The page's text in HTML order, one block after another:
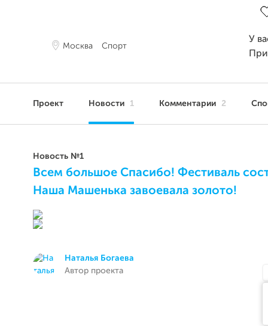
Москва Спорт
У
Проект Новости 1 Комментарии 2
Новость №1
Всем большое Спасибо! Фестиваль
Наша Машенька завоевала золото!
Наталья Богаева
Автор проекта